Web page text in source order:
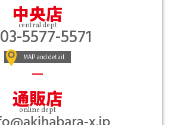
中央店
central dept
03-5577-5571
MAP and detail
通販店
online dept